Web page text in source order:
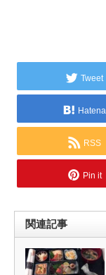
Tweet
Hatena
RSS
Pin it
関連記事